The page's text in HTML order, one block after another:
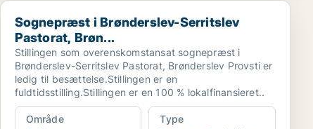
Sognepræst i Brønderslev-Serritslev Pastorat, Brøn...
Sognepræst i Brønderslev-Serritslev
Pastorat, Brøn...
Stillingen som overenskomstansat sognepræst i
Brønderslev-Serritslev Pastorat, Brønderslev Provsti er
ledig til besættelse.Stillingen er en
fuldtidsstilling.Stillingen er en 100 % lokalfinansieret..
Område
Type